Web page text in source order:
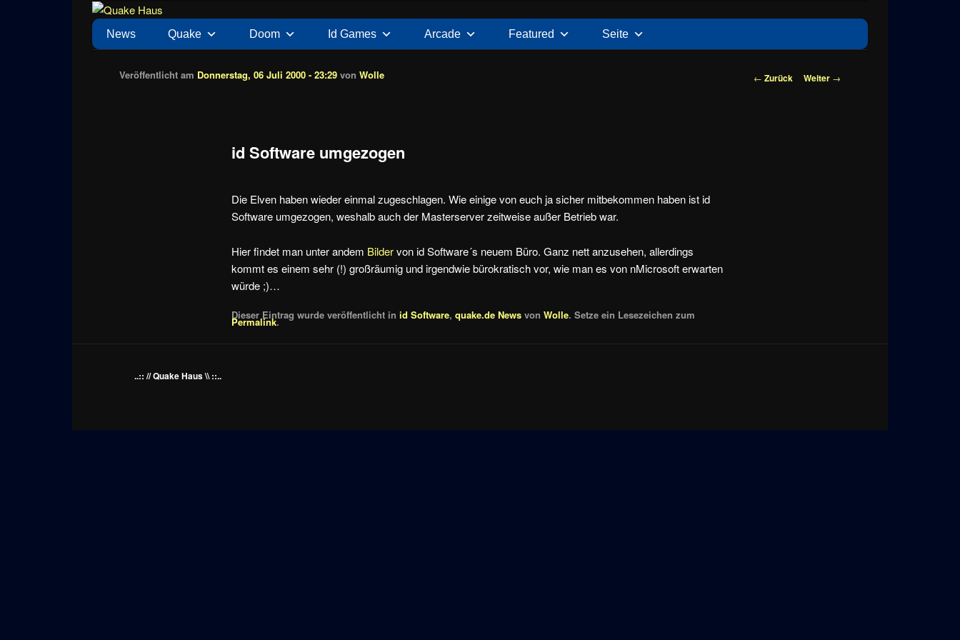
Quake Haus
News zu Quake, Doom, FPS, Arcade
Hauptmenü
News Quake Doom Id Games Arcade Featured Seite
Beitragsnavigation
← Zurück Weiter →
id Software umgezogen
Veröffentlicht am Donnerstag, 06 Juli 2000 - 23:29 vonWolle
Die Elven haben wieder einmal zugeschlagen. Wie einige von euch ja sicher mitbekommen haben ist id
Software umgezogen, weshalb auch der Masterserver zeitweise außer Betrieb war.
Hier findet man unter andem Bildervon id Software´s neuem Büro. Ganz nett anzusehen, allerdings
kommt es einem sehr (!) großräumig und irgendwie bürokratisch vor, wie man es von nMicrosoft erwarten
würde ;)…
Dieser Eintrag wurde veröffentlicht inid Software,quake.de News vonWolle. Setze ein Lesezeichen zum
Permalink.
..:: // Quake Haus \\ ::..